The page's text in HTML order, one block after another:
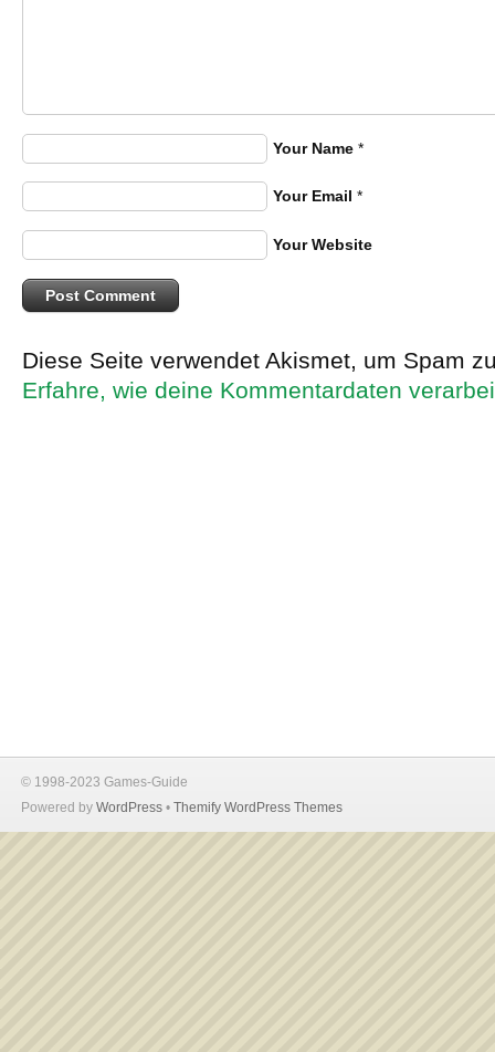
Your Name *
Your Email *
Your Website
Diese Seite verwendet Akismet, um Spam
Erfahre, wie deine Kommentardaten
© 1998-2023 Games-Guide
Powered by WordPress • Themify WordPress Themes